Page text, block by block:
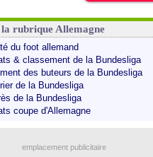
la rubrique Allemagne
du foot allemand
& classement de la Bundesliga
des buteurs de la Bundesliga
de la Bundesliga
de la Bundesliga
coupe d'Allemagne
emplacement publicitaire